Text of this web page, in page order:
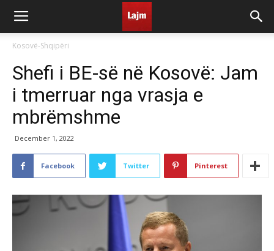
Kosovë-Shqipëri
Shefi i BE-së në Kosovë: Jam
i tmerruar nga vrasja e
mbrëmshme
December 1, 2022
Facebook Twitter Pinterest